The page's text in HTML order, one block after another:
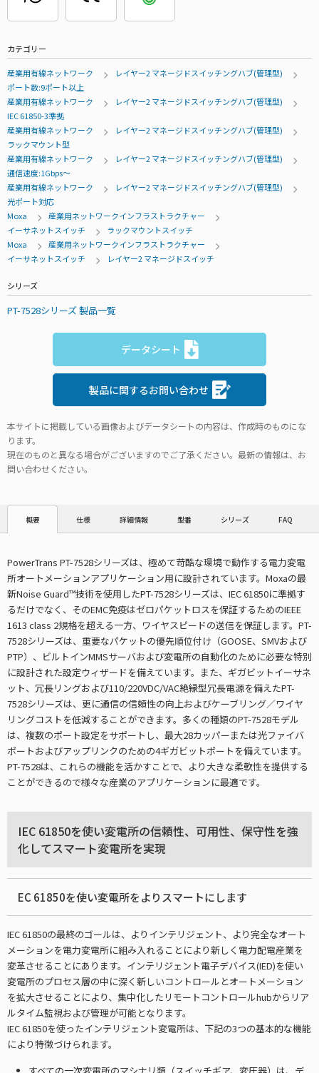
カテゴリー
産業用有線ネットワーク
レイヤー2 マネージドスイッチングハブ(管理型)
ポート数:9ポート以上
産業用有線ネットワーク
レイヤー2 マネージドスイッチングハブ(管理型)
IEC 61850-3準拠
産業用有線ネットワーク
レイヤー2 マネージドスイッチングハブ(管理型)
ラックマウント型
産業用有線ネットワーク
レイヤー2 マネージドスイッチングハブ(管理型)
通信速度:1Gbps～
産業用有線ネットワーク
レイヤー2 マネージドスイッチングハブ(管理型)
光ポート対応
Moxa
産業用ネットワークインフラストラクチャー
イーサネットスイッチ
ラックマウントスイッチ
Moxa
産業用ネットワークインフラストラクチャー
イーサネットスイッチ
レイヤー2 マネージドスイッチ
シリーズ
PT-7528シリーズ 製品一覧
データシート
製品に関するお問い合わせ
本サイトに掲載している画像およびデータシートの内容は、作成時のものにな
ります。
現在のものと異なる場合がございますのでご了承ください。最新の情報は、お
問い合わせください。
概要 仕様 詳細情報 型番 シリーズ FAQ
PowerTrans PT-7528シリーズは、極めて苛酷な環境で動作する電力変電
所オートメーションアプリケーション用に設計されています。Moxaの最
新Noise Guard™技術を使用したPT-7528シリーズは、IEC 61850に準拠す
るだけでなく、そのEMC免疫はゼロパケットロスを保証するためのIEEE
1613 class 2規格を超える一方、ワイヤスピードの送信を保証します。PT-
7528シリーズは、重要なパケットの優先順位付け（GOOSE、SMVおよび
PTP）、ビルトインMMSサーバおよび変電所の自動化のために必要な特別
に設計された設定ウィザードを備えています。また、ギガビットイーサネ
ット、冗長リングおよび110/220VDC/VAC絶縁型冗長電源を備えたPT-
7528シリーズは、更に通信の信頼性の向上およびケーブリング／ワイヤ
リングコストを低減することができます。多くの種類のPT-7528モデル
は、複数のポート設定をサポートし、最大28カッパーまたは光ファイバ
ポートおよびアップリンクのための4ギガビットポートを備えています。
PT-7528は、これらの機能を活かすことで、より大きな柔軟性を提供する
ことができるので様々な産業のアプリケーションに最適です。
IEC 61850を使い変電所の信頼性、可用性、保守性を強
化してスマート変電所を実現
EC 61850を使い変電所をよりスマートにします
IEC 61850の最終のゴールは、よりインテリジェント、より完全なオート
メーションを電力変電所に組み入れることにより新しく電力配電産業を
変革させることにあります。インテリジェント電子デバイス(IED)を使い
変電所のプロセス層の中に深く新しいコントロールとオートメーション
を拡大させることにより、集中化したリモートコントロールhubからリア
ルタイム監視および管理が可能となります。
IEC 61850を使ったインテリジェント変電所は、下記の3つの基本的な機能
により特徴づけられます。